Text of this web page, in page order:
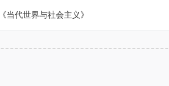
《当代世界与社会主义》